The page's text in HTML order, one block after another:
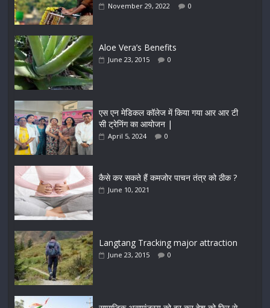
November 29, 2022 0
Aloe Vera’s Benefits
June 23, 2015 0
एस एन मेडिकल कॉलेज में किया गया आर आर टी
सी ट्रेनिंग का आयोजन |
April 5, 2024 0
कैसे कर सकते हैं कमजोर पाचन तंत्र को ठीक ?
June 10, 2021
Langtang Tracking major attraction
June 23, 2015 0